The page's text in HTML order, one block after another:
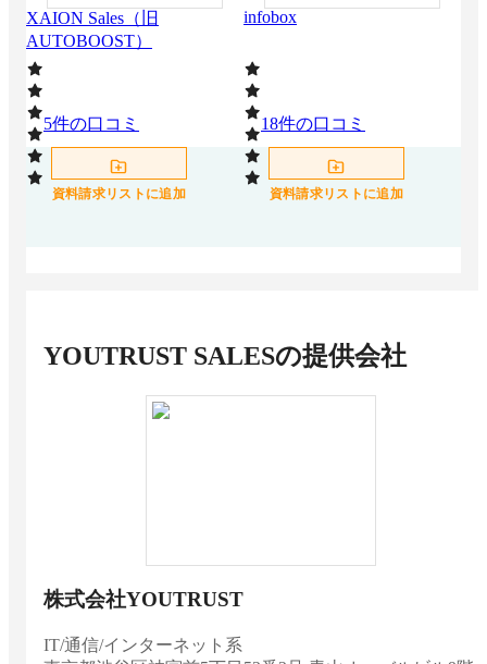
XAION Sales（旧
AUTOBOOST）
5件の口コミ
資料請求リストに追加
infobox
18件の口コミ
資料請求リストに追加
YOUTRUST SALESの提供会社
株式会社YOUTRUST
IT/通信/インターネット系